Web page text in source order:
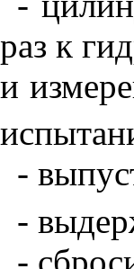
раз к
и
-
-